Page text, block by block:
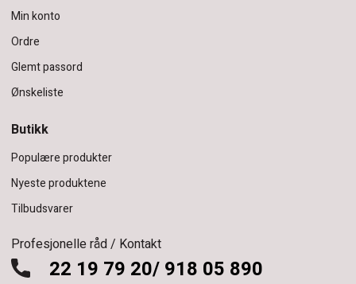
Min konto
Ordre
Glemt passord
Ønskeliste
Butikk
Populære produkter
Nyeste produktene
Tilbudsvarer
Profesjonelle råd / Kontakt
22 19 79 20/ 918 05 890